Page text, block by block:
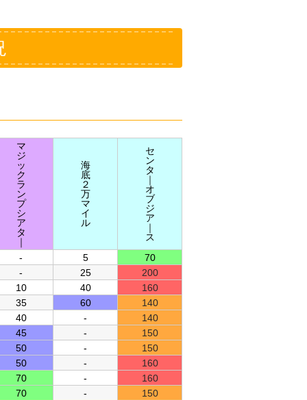
マ
ジ
ッ
ク
ラ
ン
プ
シ
ア
タ
｜
海
底
２
万
マ
イ
ル
セ
ン
タ
｜
オ
ブ
ジ
ア
｜
ス
-
5
70
-
25
200
10
40
160
35
60
140
40
-
140
45
-
150
50
-
150
50
-
160
70
-
160
70
-
150